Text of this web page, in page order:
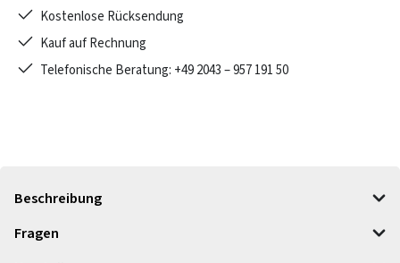
Kostenlose Rücksendung
Kauf auf Rechnung
Telefonische Beratung: +49 2043 – 957 191 50
Beschreibung
Fragen